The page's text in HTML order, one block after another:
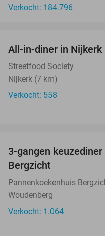
Verkocht: 184.796
All-in-diner in Nijkerk
Streetfood Society
Nijkerk (7 km)
Verkocht: 558
3-gangen
Bergzicht
Pannenkoekenhuis
Woudenberg
Verkocht: 1.064